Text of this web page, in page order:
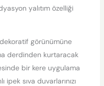
yalıtım özelliği
görünümüne
derdinden kurtaracak
bir kere uygulama
sıva duvarlarınızı